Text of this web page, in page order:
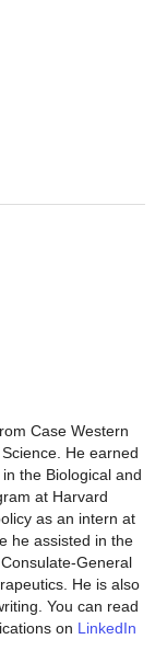
Case Western
He earned
the Biological and
at Harvard
as an intern at
he assisted in the
General
He is also
You can read
on LinkedIn